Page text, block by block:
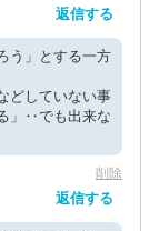
返信する
う」とする一方
どしていない事
」‥でも出来な
削除
返信する